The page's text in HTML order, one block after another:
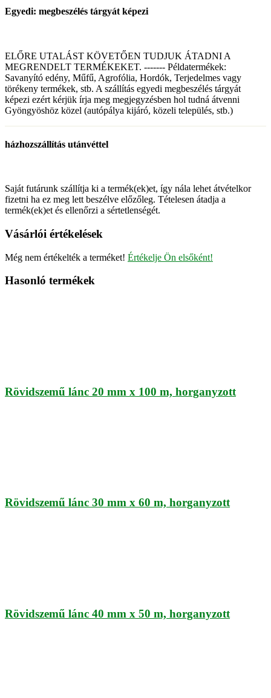
Egyedi: megbeszélés tárgyát képezi
ELŐRE UTALÁST KÖVETŐEN TUDJUK ÁTADNI A
MEGRENDELT TERMÉKEKET. ------- Példatermékek:
Savanyító edény, Műfű, Agrofólia, Hordók, Terjedelmes vagy
törékeny termékek, stb. A szállítás egyedi megbeszélés tárgyát
képezi ezért kérjük írja meg megjegyzésben hol tudná átvenni
Gyöngyöshöz közel (autópálya kijáró, közeli település, stb.)
házhozszállítás utánvéttel
Saját futárunk szállítja ki a termék(ek)et, így nála lehet átvételkor
fizetni ha ez meg lett beszélve előzőleg. Tételesen átadja a
termék(ek)et és ellenőrzi a sértetlenségét.
Vásárlói értékelések
Még nem értékelték a terméket! Értékelje Ön elsőként!
Hasonló termékek
Rövidszemű lánc 20 mm x 100 m, horganyzott
Rövidszemű lánc 30 mm x 60 m, horganyzott
Rövidszemű lánc 40 mm x 50 m, horganyzott